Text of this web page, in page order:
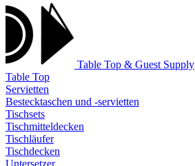
Table Top & Guest Supply
Table Top
Servietten
Bestecktaschen und -servietten
Tischsets
Tischmitteldecken
Tischläufer
Tischdecken